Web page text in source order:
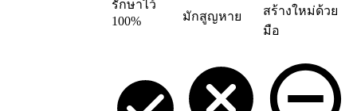
รักษาไว้
100%
มักสูญหาย
สร้างใหม่ด้วย
มือ